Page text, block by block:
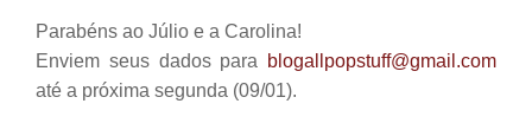
Parabéns ao Júlio e a Carolina!
Enviem seus dados para
blogallpopstuff@gmail.com
até a próxima segunda (09/01).